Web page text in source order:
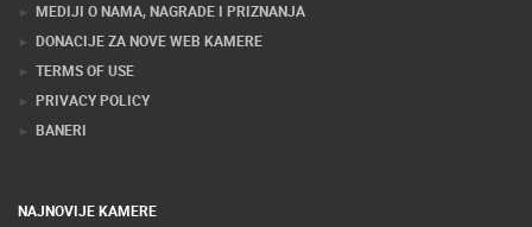
MEDIJI O NAMA, NAGRADE I PRIZNANJA
DONACIJE ZA NOVE WEB KAMERE
TERMS OF USE
PRIVACY POLICY
BANERI
NAJNOVIJE KAMERE